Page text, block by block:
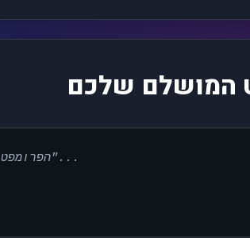
המושלם שלכם
הפרומפט שלכם יופיע כאן לאחר הלחיצה על "צור פרומפט"...